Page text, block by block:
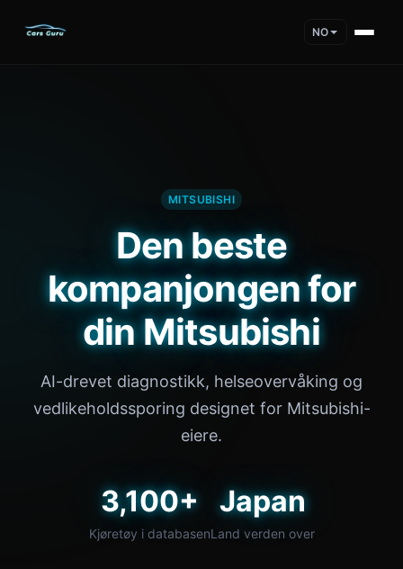
NO
MITSUBISHI
Den beste
kompanjongen for
din Mitsubishi
AI-drevet diagnostikk, helseovervåking og
vedlikeholdssporing designet for Mitsubishi-
eiere.
3,100+
Kjøretøy i databasen
Japan
Land verden over